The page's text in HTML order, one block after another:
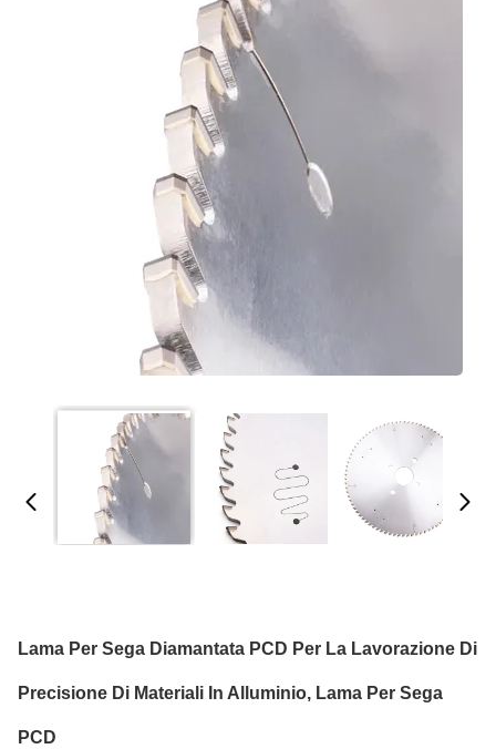
Lama Per Sega Diamantata PCD Per La Lavorazione Di
Precisione Di Materiali In Alluminio, Lama Per Sega
PCD